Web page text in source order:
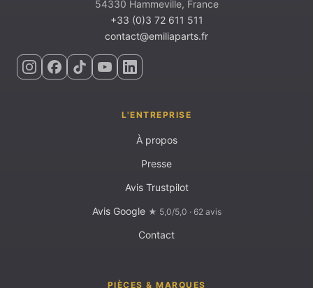
54330 Hammeville, France
+33 (0)3 72 611 511
contact@emiliaparts.fr
L'ENTREPRISE
À propos
Presse
Avis Trustpilot
Avis Google ★ 5,0/5,0 · 62 avis
Contact
PIÈCES & MARQUES